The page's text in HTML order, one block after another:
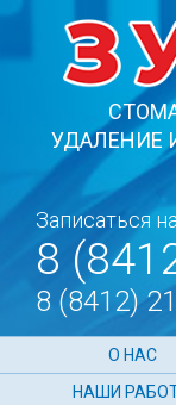
УДАЛЕНИЕ
Записаться
8
8 (8412)
О НАС
НАШИ